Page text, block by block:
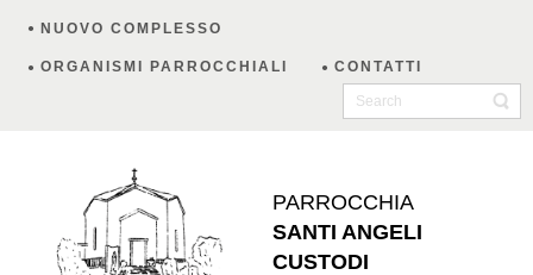
NUOVO COMPLESSO
ORGANISMI PARROCCHIALI CONTATTI
PARROCCHIA
SANTI ANGELI
CUSTODI